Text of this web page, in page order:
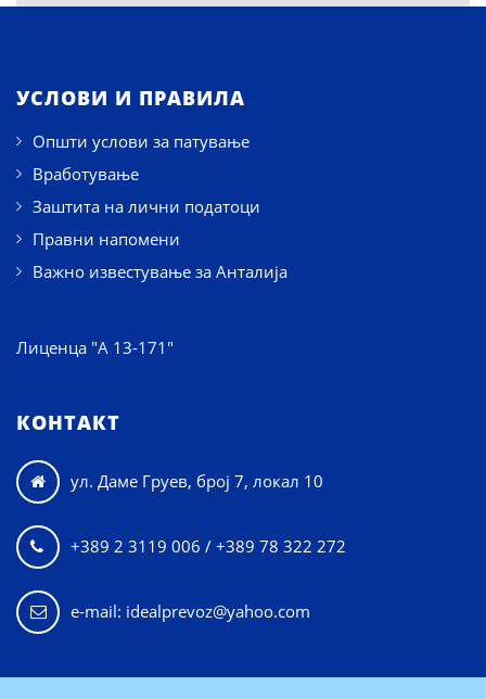
УСЛОВИ И ПРАВИЛА
Општи услови за патување
Вработување
Заштита на лични податоци
Правни напомени
Важно известување за Анталија
Лиценца "А 13-171"
КОНТАКТ
 ул. Даме Груев, број 7, локал 10
 +389 2 3119 006 / +389 78 322 272
e-mail: idealprevoz@yahoo.com